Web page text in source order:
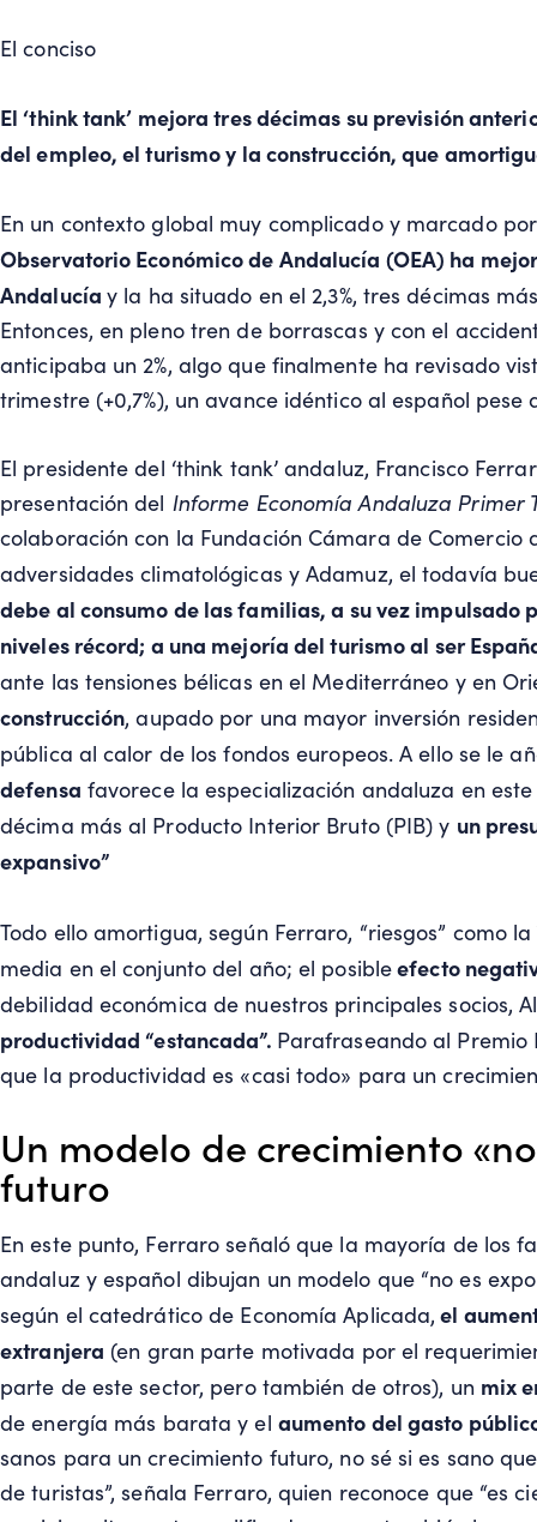
El conciso
El ‘think tank’ mejora tres décimas su previsión
del empleo, el turismo y la construcción, que
En un contexto global muy complicado y marcado
Observatorio Económico de Andalucía (OEA) ha
Andalucía y la ha situado en el 2,3%, tres décimas
Entonces, en pleno tren de borrascas y con el
anticipaba un 2%, algo que finalmente ha revisado
trimestre (+0,7%), un avance idéntico al español
El presidente del ‘think tank’ andaluz, Francisco
presentación del Informe Economía Andaluza Primer
colaboración con la Fundación Cámara de Comercio
adversidades climatológicas y Adamuz, el todavía
debe al consumo de las familias, a su vez impulsado
niveles récord; a una mejoría del turismo al ser
ante las tensiones bélicas en el Mediterráneo y en
construcción, aupado por una mayor inversión
pública al calor de los fondos europeos. A ello se le
defensa favorece la especialización andaluza en
décima más al Producto Interior Bruto (PIB) y un
expansivo”
Todo ello amortigua, según Ferraro, “riesgos” como la
media en el conjunto del año; el posibleefecto
debilidad económica de nuestros principales socios,
productividad “estancada”. Parafraseando al Premio
que la productividad es «casi todo» para un
Un modelo de crecimiento
futuro
En este punto, Ferraro señaló que la mayoría de los
andaluz y español dibujan un modelo que “no es
según el catedrático de Economía Aplicada, el
extranjera (en gran parte motivada por el
parte de este sector, pero también de otros), un mix
de energía más barata y el aumento del gasto
sanos para un crecimiento futuro, no sé si es sano
de turistas”, señala Ferraro, quien reconoce que “es